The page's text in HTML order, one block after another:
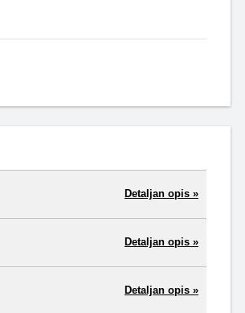
Detaljan opis »
Detaljan opis »
Detaljan opis »